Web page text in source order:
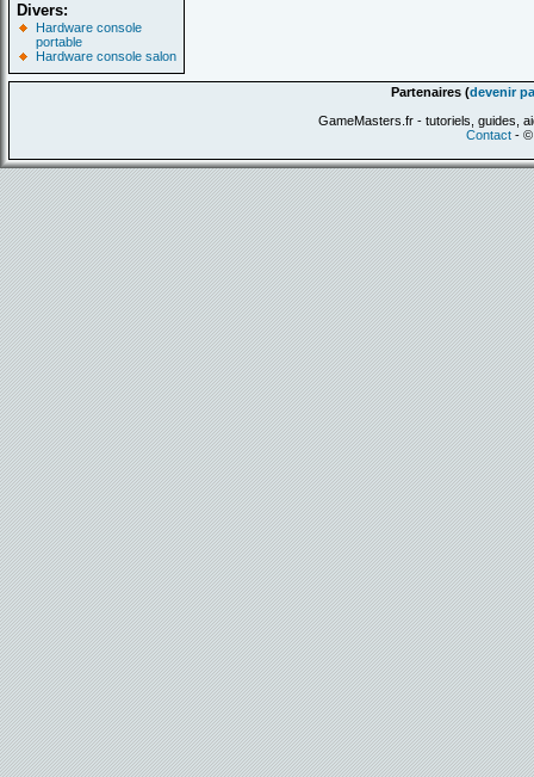
Divers:
Hardware console
portable
Hardware console salon
Partenaires (devenir
GameMasters.fr - tutoriels, guides,
Contact- ©